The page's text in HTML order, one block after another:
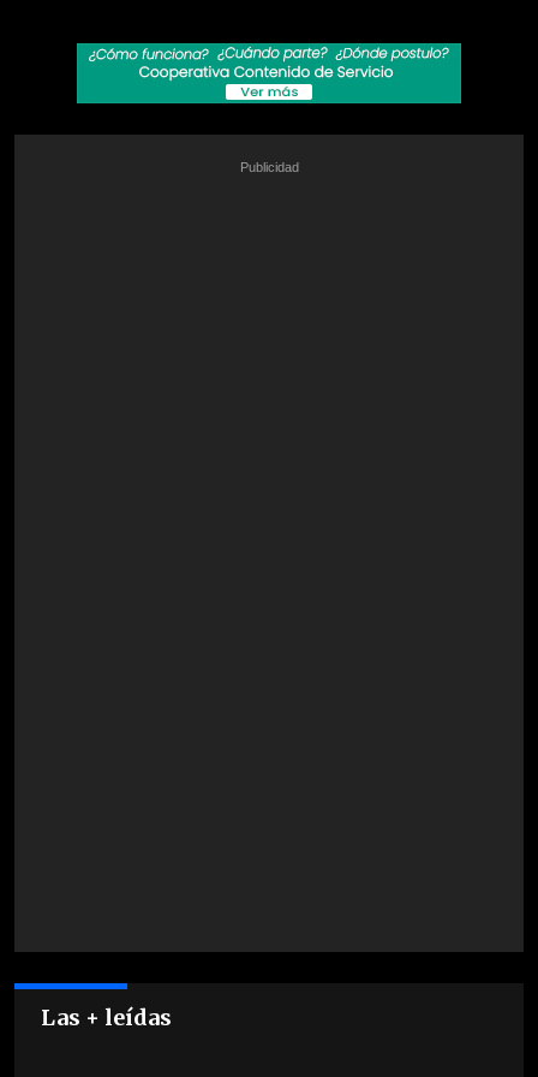
Las + leídas